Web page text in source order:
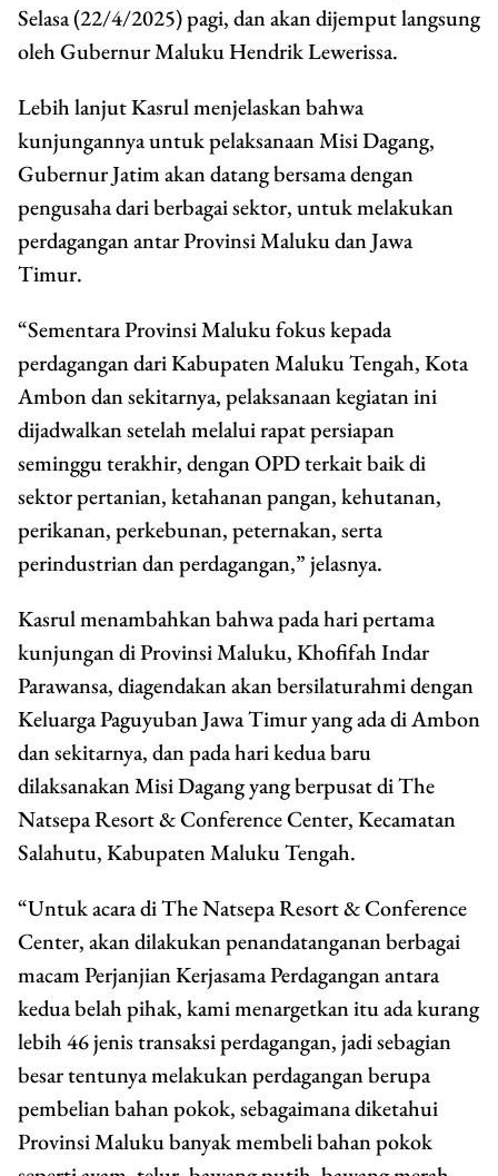
Selasa (22/4/2025) pagi, dan akan dijemput langsung
oleh Gubernur Maluku Hendrik Lewerissa.
Lebih lanjut Kasrul menjelaskan bahwa
kunjungannya untuk pelaksanaan Misi Dagang,
Gubernur Jatim akan datang bersama dengan
pengusaha dari berbagai sektor, untuk melakukan
perdagangan antar Provinsi Maluku dan Jawa
Timur.
“Sementara Provinsi Maluku fokus kepada
perdagangan dari Kabupaten Maluku Tengah, Kota
Ambon dan sekitarnya, pelaksanaan kegiatan ini
dijadwalkan setelah melalui rapat persiapan
seminggu terakhir, dengan OPD terkait baik di
sektor pertanian, ketahanan pangan, kehutanan,
perikanan, perkebunan, peternakan, serta
perindustrian dan perdagangan,” jelasnya.
Kasrul menambahkan bahwa pada hari pertama
kunjungan di Provinsi Maluku, Khofifah Indar
Parawansa, diagendakan akan bersilaturahmi dengan
Keluarga Paguyuban Jawa Timur yang ada di Ambon
dan sekitarnya, dan pada hari kedua baru
dilaksanakan Misi Dagang yang berpusat di The
Natsepa Resort & Conference Center, Kecamatan
Salahutu, Kabupaten Maluku Tengah.
“Untuk acara di The Natsepa Resort & Conference
Center, akan dilakukan penandatanganan berbagai
macam Perjanjian Kerjasama Perdagangan antara
kedua belah pihak, kami menargetkan itu ada kurang
lebih 46 jenis transaksi perdagangan, jadi sebagian
besar tentunya melakukan perdagangan berupa
pembelian bahan pokok, sebagaimana diketahui
Provinsi Maluku banyak membeli bahan pokok